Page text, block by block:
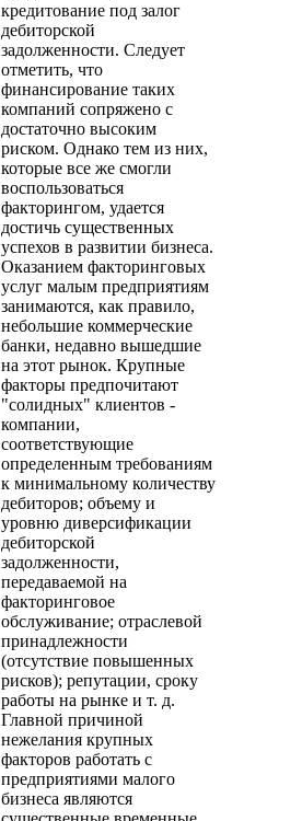
кредитование под залог
дебиторской
задолженности. Следует
отметить, что
финансирование таких
компаний сопряжено с
достаточно высоким
риском. Однако тем из них,
которые все же смогли
воспользоваться
факторингом, удается
достичь существенных
успехов в развитии бизнеса.
Оказанием факторинговых
услуг малым предприятиям
занимаются, как правило,
небольшие коммерческие
банки, недавно вышедшие
на этот рынок. Крупные
факторы предпочитают
"солидных" клиентов -
компании,
соответствующие
определенным требованиям
к минимальному количеству
дебиторов; объему и
уровню диверсификации
дебиторской
задолженности,
передаваемой на
факторинговое
обслуживание; отраслевой
принадлежности
(отсутствие повышенных
рисков); репутации, сроку
работы на рынке и т. д.
Главной причиной
нежелания крупных
факторов работать с
предприятиями малого
бизнеса являются